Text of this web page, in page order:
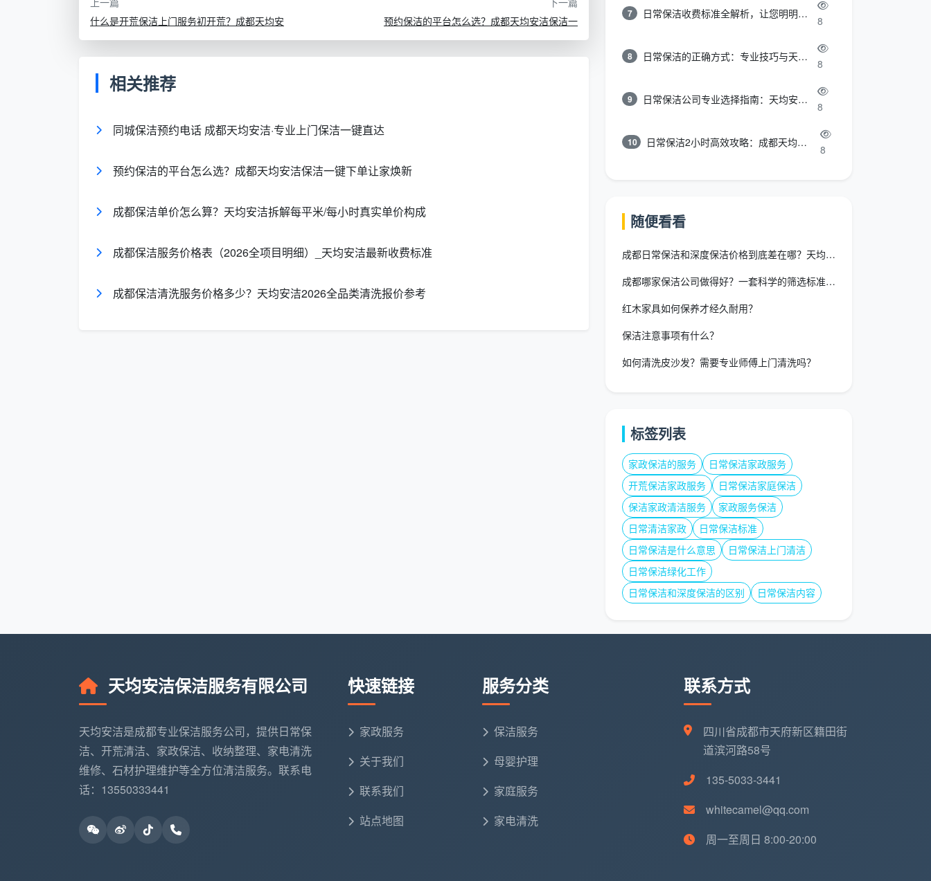
洁
高温熏蒸
房屋
装修后水泥渍、乳胶漆点、玻璃残留清除，全面除尘 新房入住前、老房翻新后
洁
办公室、门店、展厅等日常或深度清洁，可签约周期服务
（此处插入预约界面与项目展示图）
面，清晰呈现日常保洁、深度保洁、擦窗服务等图标和“立即预约”按钮，背景虚化为明亮洁净的成都
从上表不难看出，依托网上预约保洁服务平台，用户拿回的不只是清洁服务的主动权，更是一份
无论你是第一次尝试“家庭保洁在线预约”，还是想换个更靠谱的平台，预约流程都格外简单：
进入预约入口：打开微信，搜索“成都天均安洁保洁”公众号或直接进入其小程序。
型。
什么是开荒保洁上门服务初开荒？成都天均安
预约保洁的平台怎么选？成都天均安洁保洁一
相关推荐
同城保洁预约电话 成都天均安洁·专业上门保洁一键直达
预约保洁的平台怎么选？成都天均安洁保洁一键下单让家焕新
成都保洁单价怎么算？天均安洁拆解每平米/每小时真实单价构成
成都保洁服务价格表（2026全项目明细）_天均安洁最新收费标准
成都保洁清洗服务价格多少？天均安洁2026全品类清洗报价参考
7 日常保洁收费标准全解析，让您明明白白消费
8
8 日常保洁的正确方式：专业技巧与天均安洁保洁服务全解析
8
9 日常保洁公司专业选择指南：天均安洁保洁服务全解析
8
10 日常保洁2小时高效攻略：成都天均安洁保洁专业时间管理方案
8
随便看看
成都日常保洁和深度保洁价格到底差在哪？天均安洁2026收费全
成都哪家保洁公司做得好？一套科学的筛选标准，帮你避开“低价踩
红木家具如何保养才经久耐用？
保洁注意事项有什么？
如何清洗皮沙发？需要专业师傅上门清洗吗？
标签列表
家政保洁的服务
日常保洁家政服务
开荒保洁家政服务
日常保洁家庭保洁
保洁家政清洁服务
家政服务保洁
日常清洁家政
日常保洁标准
日常保洁是什么意思
日常保洁上门清洁
日常保洁绿化工作
日常保洁和深度保洁的区别
日常保洁内容
天均安洁保洁服务有限公司
天均安洁是成都专业保洁服务公司，提供日常保
洁、开荒清洁、家政保洁、收纳整理、家电清洗
维修、石材护理维护等全方位清洁服务。联系电
话：13550333441
快速链接
家政服务
关于我们
联系我们
站点地图
服务分类
保洁服务
母婴护理
家庭服务
家电清洗
联系方式
四川省成都市天府新区籍田街
道滨河路58号
135-5033-3441
whitecamel@qq.com
周一至周日 8:00-20:00